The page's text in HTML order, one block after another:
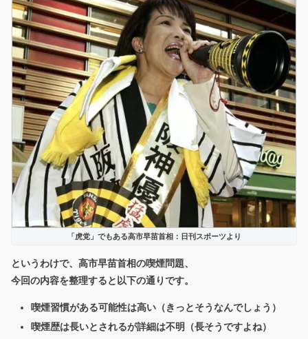
「虎党」でもある高市早苗首相：日刊スポーツより
というわけで、高市早苗首相の喫煙問題、
今回の内容を整理すると以下の通りです。
喫煙習慣がある可能性は高い（きっとそうなんでしょう）
喫煙歴は長いとされるが詳細は不明（長そうですよね）